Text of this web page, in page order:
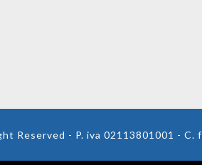
Reserved - P. iva 02113801001 - C.